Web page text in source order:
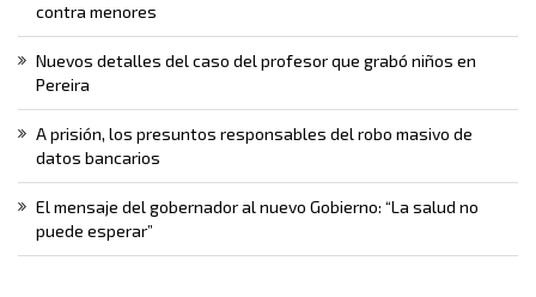
contra menores
Nuevos detalles del caso del profesor que grabó niños en
Pereira
A prisión, los presuntos responsables del robo masivo de
datos bancarios
El mensaje del gobernador al nuevo Gobierno: “La salud no
puede esperar”